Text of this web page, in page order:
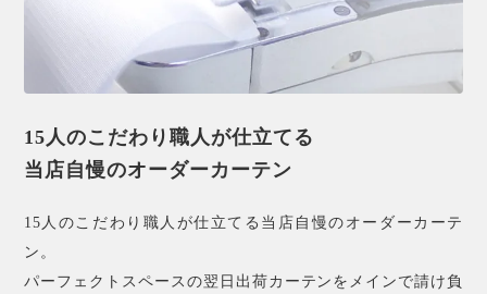
15人のこだわり職人が仕立てる
当店自慢のオーダーカーテン
15人のこだわり職人が仕立てる当店自慢のオーダーカーテ
ン。
パーフェクトスペースの翌日出荷カーテンをメインで請け負